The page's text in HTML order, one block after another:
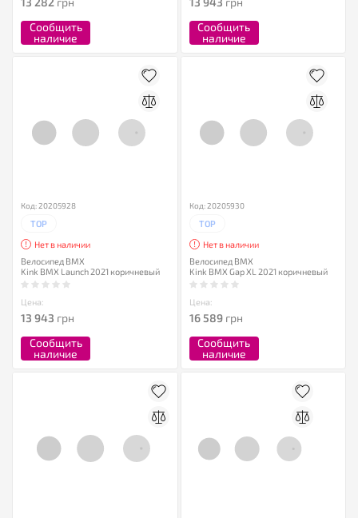
Сообщить
наличие
Сообщить
наличие
Код: 20205928
TOP
Нет в наличии
Велосипед BMX
Kink BMX Launch 2021 коричневый
Цена:
13 943 грн
Сообщить
наличие
Код: 20205930
TOP
Нет в наличии
Велосипед BMX
Kink BMX Gap XL 2021 коричневый
Цена:
16 589грн
Сообщить
наличие